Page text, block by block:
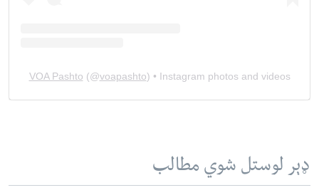
ډېر لوستل شوي مطالب